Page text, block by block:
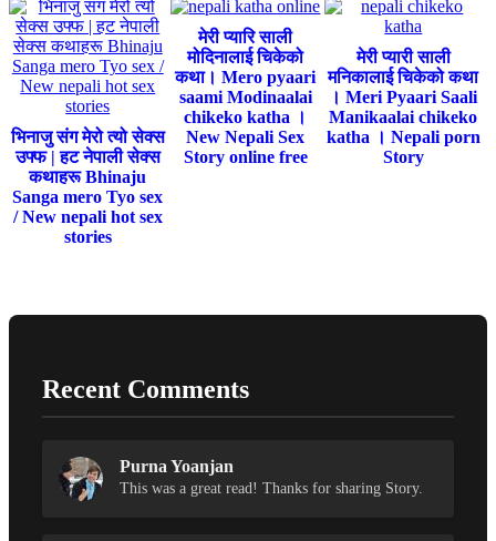
भिनाजु संग मेरो त्यो सेक्स
उफ्फ | हट नेपाली सेक्स
कथाहरू Bhinaju
Sanga mero Tyo sex
/ New nepali hot sex
stories
मेरी प्यारि साली
मोदिनालाई चिकेको
कथा। Mero pyaari
saami Modinaalai
chikeko katha ।
New Nepali Sex
Story online free
मेरी प्यारी साली
मनिकालाई चिकेको कथा
। Meri Pyaari Saali
Manikaalai chikeko
katha । Nepali porn
Story
Recent Comments
Purna Yoanjan
This was a great read! Thanks for sharing Story.